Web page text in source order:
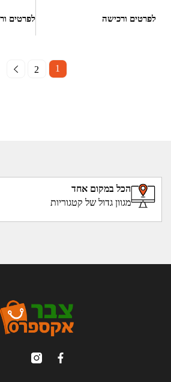
לפרטים ורכישה לפרטים
1
2
הכל במקום אחד
מגוון גדול של קטגוריות